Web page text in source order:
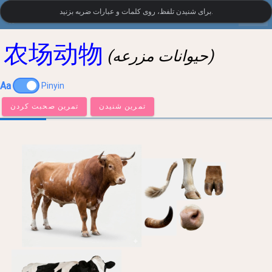
LanguageGuide.org• واژگان تصویری چینی
农场动物 (حیوانات مزرعه)
Aa Pinyin
تمرین صحبت کردن تمرین شنیدن
برای شنیدن تلفظ، روی کلمات و عبارات ضربه بزنید.